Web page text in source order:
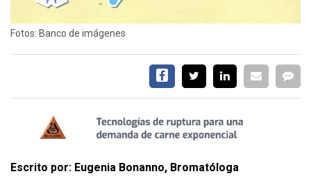
AYUDA
Y
SITIO
Fotos: Banco de imágenes
Escrito por: Eugenia Bonanno, Bromatóloga